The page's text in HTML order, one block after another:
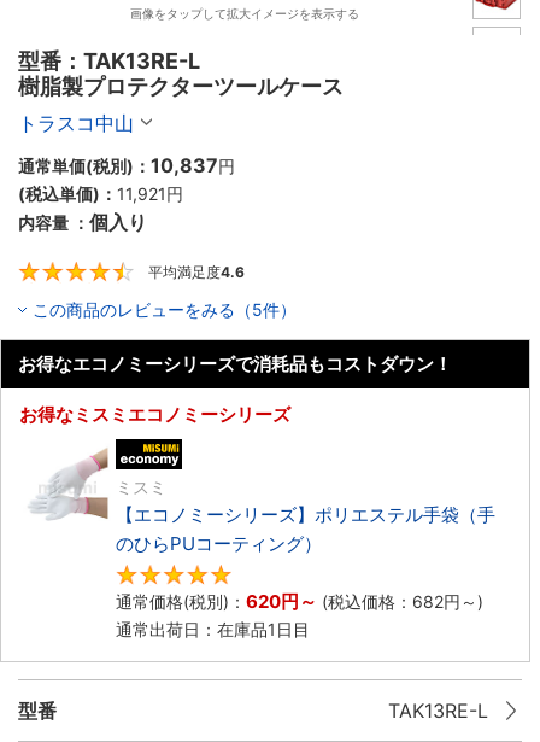
画像をタップして拡大イメージを表示する
型番：TAK13RE-L
樹脂製プロテクターツールケース
トラスコ中山
通常単価(税別)： 10,837円
(税込単価)： 11,921円
内容量 ： 個入り
平均満足度4.6
この商品のレビューをみる（5件）
お得なエコノミーシリーズで消耗品もコストダウン！
お得なミスミエコノミーシリーズ
ミスミ
【エコノミーシリーズ】ポリエステル手袋（手
のひらPUコーティング）
通常価格(税別)： 620円 ～ (税込価格： 682円 ～)
通常出荷日：在庫品1日目
型番 TAK13RE-L